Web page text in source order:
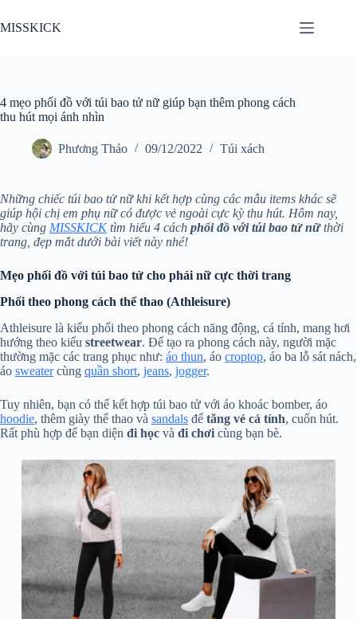
đến
phần
MISSKICK
4 mẹo phối đồ với túi bao tử nữ giúp bạn thêm phong cách
thu hút mọi ánh nhìn
Phương Thảo 09/12/2022 Túi xách
Những chiếc túi bao tử nữ khi kết hợp cùng các mẫu items khác sẽ
giúp hội chị em phụ nữ có được vẻ ngoài cực kỳ thu hút. Hôm nay,
hãy cùng MISSKICKtìm hiểu 4 cách phối đồ với túi bao tử nữthời
trang, đẹp mắt dưới bài viết này nhé!
Mẹo phối đồ với túi bao tử cho phái nữ cực thời trang
Phối theo phong cách thể thao (Athleisure)
Athleisure là kiểu phối theo phong cách năng động, cá tính, mang hơi
hướng theo kiểu streetwear. Để tạo ra phong cách này, người mặc
thường mặc các trang phục như: áo thun, áo croptop, áo ba lỗ sát nách,
áo sweatercùng quần short, jeans, jogger.
Tuy nhiên, bạn có thể kết hợp túi bao tử với áo khoác bomber, áo
hoodie, thêm giày thể thao và sandals để tăng vẻ cá tính, cuốn hút.
Rất phù hợp để bạn diện đi học và đi chơi cùng bạn bè.